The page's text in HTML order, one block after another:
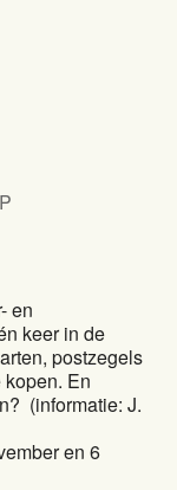
en
keer in de
postzegels
En
(informatie: J.
en 6